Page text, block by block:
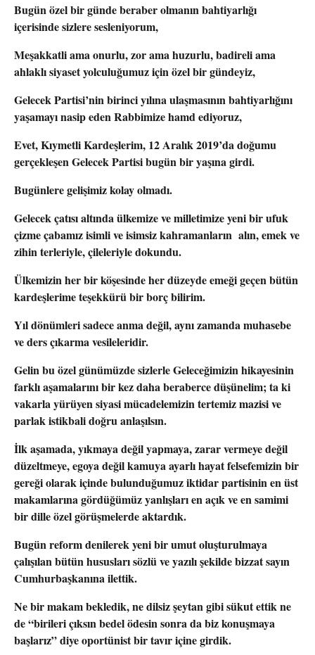
Bugün özel bir günde beraber olmanın bahtiyarlığı
içerisinde sizlere sesleniyorum,
Meşakkatli ama onurlu, zor ama huzurlu, badireli ama
ahlaklı siyaset yolculuğumuz için özel bir gündeyiz,
Gelecek Partisi’nin birinci yılına ulaşmasının bahtiyarlığını
yaşamayı nasip eden Rabbimize hamd ediyoruz,
Evet, Kıymetli Kardeşlerim, 12 Aralık 2019’da doğumu
gerçekleşen Gelecek Partisi bugün bir yaşına girdi.
Bugünlere gelişimiz kolay olmadı.
Gelecek çatısı altında ülkemize ve milletimize yeni bir ufuk
çizme çabamız isimli ve isimsiz kahramanların alın, emek ve
zihin terleriyle, çileleriyle dokundu.
Ülkemizin her bir köşesinde her düzeyde emeği geçen bütün
kardeşlerime teşekkürü bir borç bilirim.
Yıl dönümleri sadece anma değil, aynı zamanda muhasebe
ve ders çıkarma vesileleridir.
Gelin bu özel günümüzde sizlerle Geleceğimizin hikayesinin
farklı aşamalarını bir kez daha beraberce düşünelim; ta ki
vakarla yürüyen siyasi mücadelemizin tertemiz mazisi ve
parlak istikbali doğru anlaşılsın.
İlk aşamada, yıkmaya değil yapmaya, zarar vermeye değil
düzeltmeye, egoya değil kamuya ayarlı hayat felsefemizin bir
gereği olarak içinde bulunduğumuz iktidar partisinin en üst
makamlarına gördüğümüz yanlışları en açık ve en samimi
bir dille özel görüşmelerde aktardık.
Bugün reform denilerek yeni bir umut oluşturulmaya
çalışılan bütün hususları sözlü ve yazılı şekilde bizzat sayın
Cumhurbaşkanına ilettik.
Ne bir makam bekledik, ne dilsiz şeytan gibi sükut ettik ne
de “birileri çıksın bedel ödesin sonra da biz konuşmaya
başlarız” diye oportünist bir tavır içine girdik.